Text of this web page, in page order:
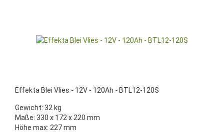
Effekta Blei Vlies - 12V - 120Ah - BTL12-120S
Gewicht: 32 kg
Maße: 330 x 172 x 220 mm
Höhe max: 227 mm